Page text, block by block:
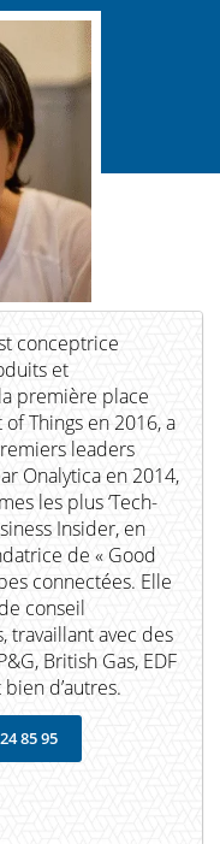
conceptrice
et
première place
Things en 2016, a
leaders
Onalytica en 2014,
les plus ‘Tech-
Insider, en
de « Good
connectées. Elle
conseil
travaillant avec des
British Gas, EDF
d’autres.
85 95